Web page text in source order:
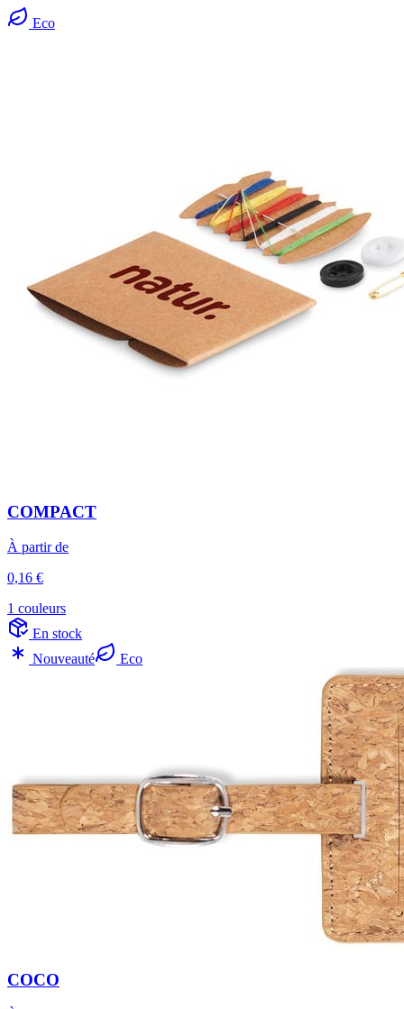
Eco
COMPACT
À partir de
0,16 €
1 couleurs
En stock
Nouveauté
Eco
COCO